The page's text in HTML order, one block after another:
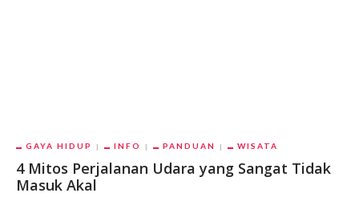
GAYA HIDUP INFO PANDUAN WISATA
4 Mitos Perjalanan Udara yang Sangat Tidak
Masuk Akal